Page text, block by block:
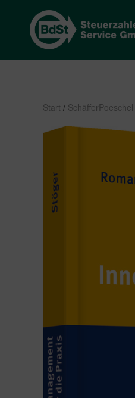
Start / SchäfferPoeschel